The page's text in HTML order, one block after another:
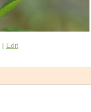
| Edit